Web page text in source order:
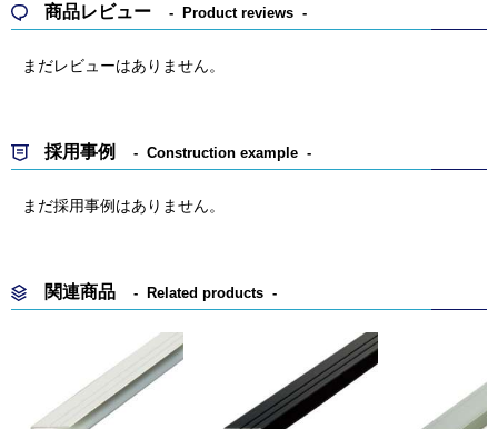
商品レビュー Product reviews
まだレビューはありません。
採用事例 Construction example
まだ採用事例はありません。
関連商品 Related products